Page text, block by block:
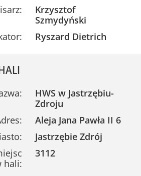
Krzysztof
Szmydyński
Ryszard Dietrich
HWS w Jastrzębiu-
Zdroju
Aleja Jana Pawła II 6
Jastrzębie Zdrój
hali:
3112